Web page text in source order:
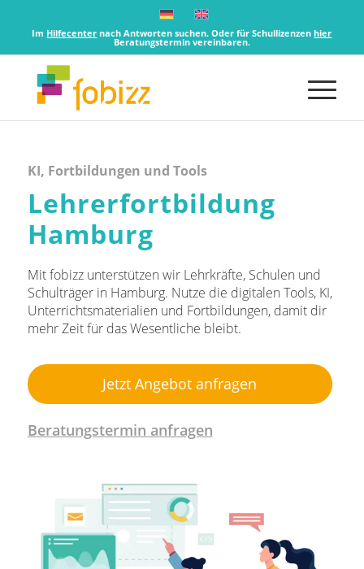
Im Hilfecenter nach Antworten suchen. Oder für Schullizenzenhier
Beratungstermin vereinbaren.
KI, Fortbildungen und Tools
Lehrerfortbildung
Hamburg
Mit fobizz unterstützen wir Lehrkräfte, Schulen und
Schulträger in Hamburg. Nutze die digitalen Tools, KI,
Unterrichtsmaterialien und Fortbildungen, damit dir
mehr Zeit für das Wesentliche bleibt.
Jetzt Angebot anfragen
Beratungstermin anfragen